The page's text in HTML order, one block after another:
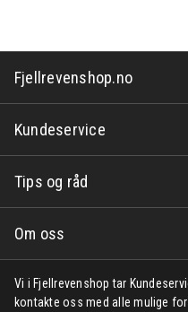
Fjellrevenshop.no
Kundeservice
Tips og råd
Om oss
Vi i Fjellrevenshop tar
kontakte oss med alle mulige